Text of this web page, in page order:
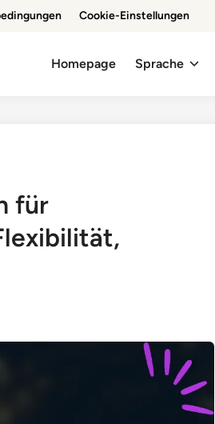
Cookie-Einstellungen
Homepage Sprache
für